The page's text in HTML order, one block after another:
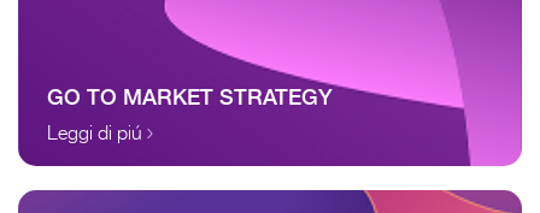
GO TO MARKET STRATEGY
Leggi di piú